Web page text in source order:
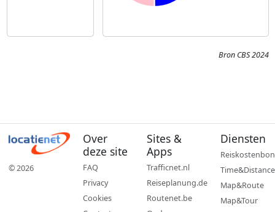
Bron CBS 2024
© 2026
Over
deze site
FAQ
Privacy
Cookies
Sites &
Apps
Trafficnet.nl
Reiseplanung.de
Routenet.be
Diensten
Reiskostenbon
Time&Distance
Map&Route
Map&Tour